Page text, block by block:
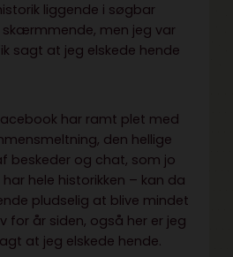
liggende i søgbar
men jeg var
sagt at jeg elskede hende
har ramt plet med
den hellige
beskeder og chat, som jo
hele historikken – kan da
pludselig at blive mindet
for år siden, også her er jeg
at jeg elskede hende.